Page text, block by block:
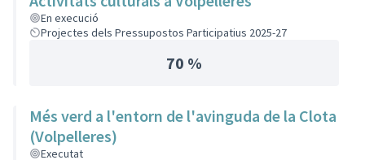
En execució
Projectes dels Pressupostos Participatius 2025-27
70 %
Més verd a l'entorn de l'avinguda de la Clota
(Volpelleres)
Executat